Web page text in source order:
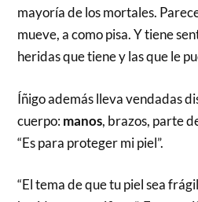
mayoría de los mortales.
mueve, a como pisa. Y tiene
heridas que tiene y las que le
Íñigo además lleva vendadas
cuerpo:manos, brazos, parte
“Es para proteger mi piel”.
“El tema de que tu piel sea